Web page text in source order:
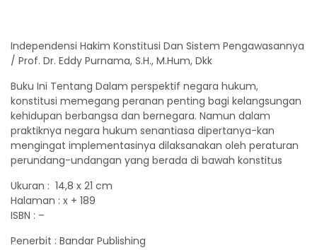
Independensi Hakim Konstitusi Dan Sistem Pengawasannya
/ Prof. Dr. Eddy Purnama, S.H., M.Hum, Dkk
Buku Ini Tentang Dalam perspektif negara hukum,
konstitusi memegang peranan penting bagi kelangsungan
kehidupan berbangsa dan bernegara. Namun dalam
praktiknya negara hukum senantiasa dipertanya-kan
mengingat implementasinya dilaksanakan oleh peraturan
perundang-undangan yang berada di bawah konstitus
Ukuran : 14,8 x 21 cm
Halaman : x + 189
ISBN : –
Penerbit : Bandar Publishing